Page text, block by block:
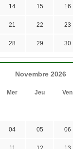
14 15 16
21 22 23
28 29 30
Novembre 2026
Mer Jeu Ven
04 05 06